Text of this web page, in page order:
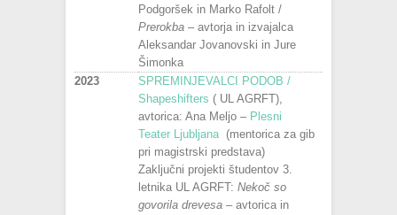
Podgoršek in Marko Rafolt /
Prerokba – avtorja in izvajalca
Aleksandar Jovanovski in Jure
Šimonka
2023
SPREMINJEVALCI PODOB /
Shapeshifters ( UL AGRFT),
avtorica: Ana Meljo – Plesni
Teater Ljubljana(mentorica za gib
pri magistrski predstava)
Zaključni projekti študentov 3.
letnika UL AGRFT: Nekoč so
govorila drevesa – avtorica in